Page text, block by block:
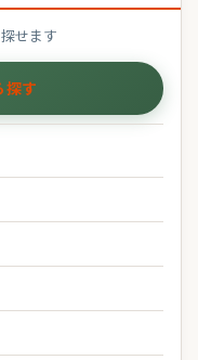
せます
探す